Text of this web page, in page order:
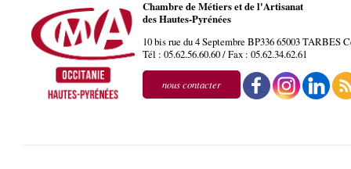
Chambre de Métiers et de l'Artisanat
des Hautes-Pyrénées
10 bis rue du 4 Septembre BP33665003TARBES
Tél : 05.62.56.60.60/ Fax : 05.62.34.62.61
nous contacter